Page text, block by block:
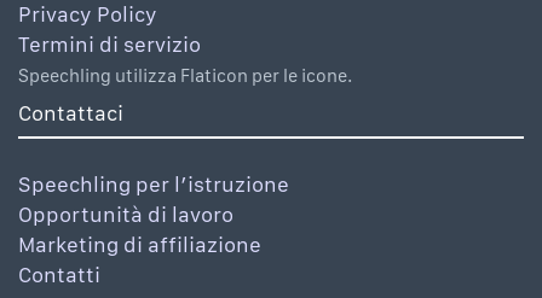
Privacy Policy
Termini di servizio
Speechling utilizza Flaticon per le icone.
Contattaci
Speechling per l’istruzione
Opportunità di lavoro
Marketing di affiliazione
Contatti